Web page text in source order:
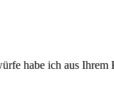
habe ich aus Ihrem